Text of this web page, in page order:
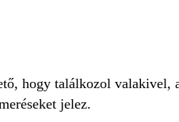
hogy találkozol valakivel,
jelez.